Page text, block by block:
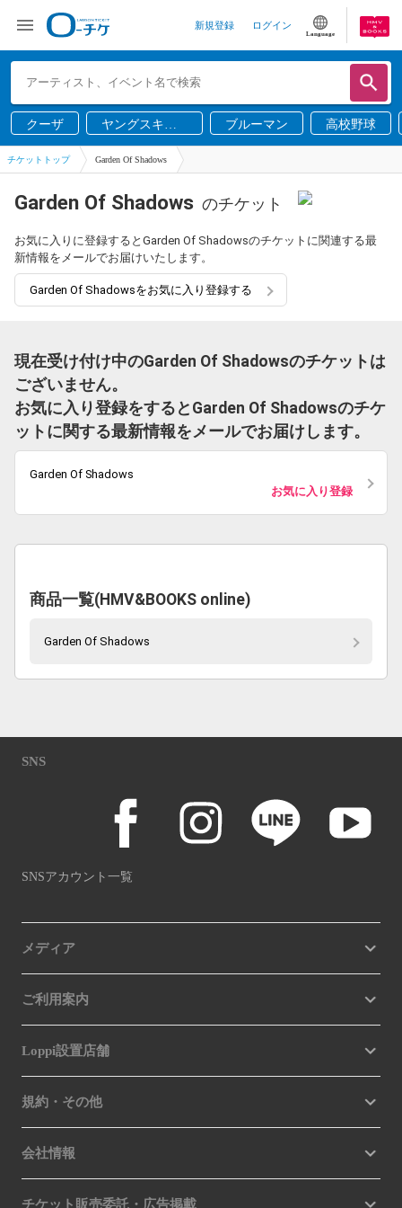
新規登録 ログイン
Language
クーザ
ヤングスキニ
ー
ブルーマン 高校野球
チケットトップ Garden Of Shadows
Garden Of Shadows のチケット
お気に入りに登録するとGarden Of Shadowsのチケットに関連する最
新情報をメールでお届けいたします。
Garden Of Shadowsをお気に入り登録する
現在受け付け中のGarden Of Shadowsのチケットは
ございません。
お気に入り登録をするとGarden Of Shadowsのチケ
ットに関する最新情報をメールでお届けします。
Garden Of Shadows
お気に入り登録
商品一覧(HMV&BOOKS online)
Garden Of Shadows
SNS
SNSアカウント一覧
メディア
ご利用案内
Loppi設置店舗
規約・その他
会社情報
チケット販売委託・広告掲載